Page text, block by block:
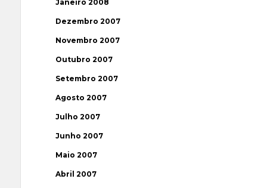
Janeiro 2008
Dezembro 2007
Novembro 2007
Outubro 2007
Setembro 2007
Agosto 2007
Julho 2007
Junho 2007
Maio 2007
Abril 2007